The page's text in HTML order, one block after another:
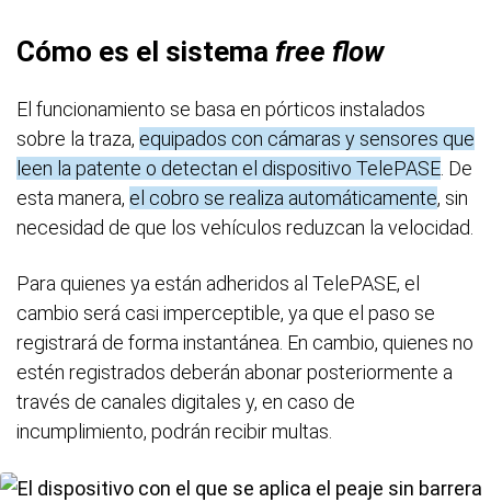
Cómo es el sistema free flow
El funcionamiento se basa en pórticos instalados
sobre la traza, equipados con cámaras y sensores que
leen la patente o detectan el dispositivo TelePASE . De
esta manera, el cobro se realiza automáticamente, sin
necesidad de que los vehículos reduzcan la velocidad.
Para quienes ya están adheridos al TelePASE, el
cambio será casi imperceptible, ya que el paso se
registrará de forma instantánea. En cambio, quienes no
estén registrados deberán abonar posteriormente a
través de canales digitales y, en caso de
incumplimiento, podrán recibir multas.